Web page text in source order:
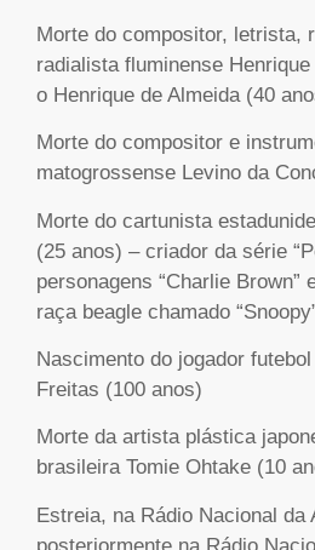
Morte do compositor, letrista,
radialista fluminense
o Henrique de Almeida (40
Morte do compositor e
matogrossense Levino da
Morte do cartunista
(25 anos) – criador da série
personagens “Charlie Brown”
raça beagle chamado
Nascimento do jogador
Freitas (100 anos)
Morte da artista plástica
brasileira Tomie Ohtake (10
Estreia, na Rádio Nacional da